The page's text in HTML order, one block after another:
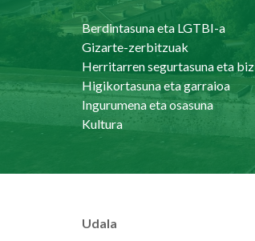
Berdintasuna eta LGTBI-a
Gizarte-zerbitzuak
Higikortasuna eta garraioa
Ingurumena eta osasuna
Kultura
Udala